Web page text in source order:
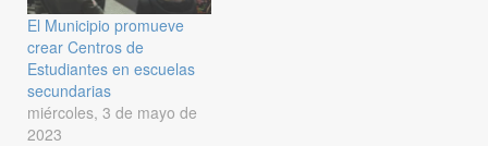
El Municipio promueve
crear Centros de
Estudiantes en escuelas
secundarias
miércoles, 3 de mayo de
2023